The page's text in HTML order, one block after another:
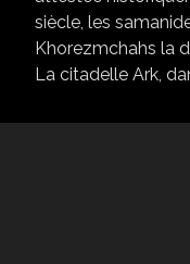
siècle, les
Khorezmchahs la
La citadelle Ark,